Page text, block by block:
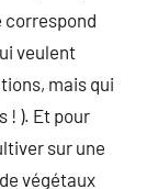
correspond
veulent
mais qui
! ). Et pour
sur une
végétaux